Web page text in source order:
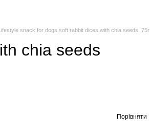
snack for dogs soft rabbit dices with chia seeds, 75г
chia seeds
Порівняти